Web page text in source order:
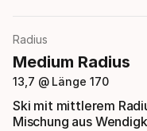
Radius
Medium Radius
13,7 @ Länge 170
Ski mit mittlerem
Mischung aus